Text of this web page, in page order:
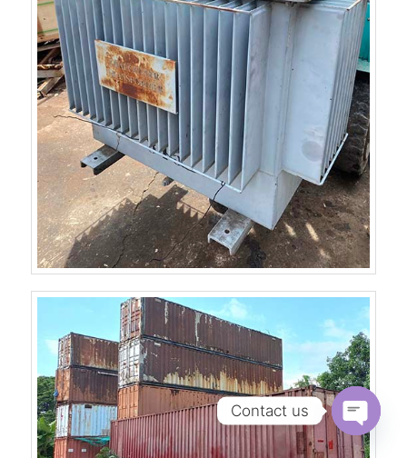
Contact us
Open
chaty